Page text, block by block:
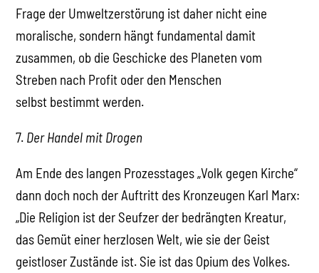
Frage der Umweltzerstörung ist daher nicht eine
moralische, sondern hängt fundamental damit
zusammen, ob die Geschicke des Planeten vom
Streben nach Profit oder den Menschen
selbst bestimmt werden.
7. Der Handel mit Drogen
Am Ende des langen Prozesstages „Volk gegen Kirche“
dann doch noch der Auftritt des Kronzeugen Karl Marx:
„Die Religion ist der Seufzer der bedrängten Kreatur,
das Gemüt einer herzlosen Welt, wie sie der Geist
geistloser Zustände ist. Sie ist das Opium des Volkes.